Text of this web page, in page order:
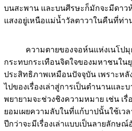
บนสะพาน และบนศีรษะก็มักจะมีดาว
แสงอยู่เหนือแม่น้ำวัลตาวาในคืนที่ท่า
ความตายของจอห์นแห่งเนโปมุก
กระทบกระเทือนจิตใจของมหาชนใน
ประสิทธิภาพเหมือนปัจจุบัน เพราะห
ไปของเรื่องเล่าสู่การเป็นตำนานและ
พยายามจะช่วงชิงความหมาย เช่น เ
ยอมเผยความลับในที่แก้บาปนั้นใช้เวล
ปีกว่าจะมีเรื่องเล่าแบบเป็นลายลักษณ์